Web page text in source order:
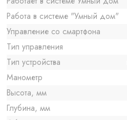
Работа в системе "Умный дом"
Управление со смартфона
Тип управления
Тип устройства
Манометр
Высота, мм
Глубина, мм